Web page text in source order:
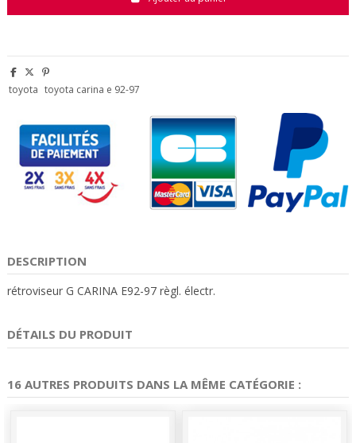
toyota toyota carina e 92-97
DESCRIPTION
rétroviseur G CARINA E92-97 règl. électr.
DÉTAILS DU PRODUIT
16 AUTRES PRODUITS DANS LA MÊME CATÉGORIE :